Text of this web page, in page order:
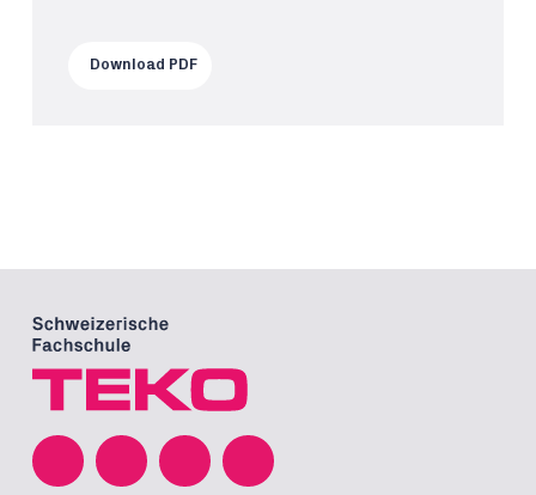
Download PDF